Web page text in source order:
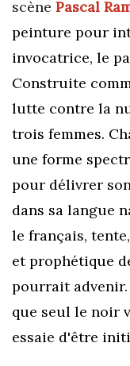
scène Pascal
peinture pour
invocatrice, le
Construite
lutte contre la
trois femmes.
une forme
pour délivrer
dans sa langue
le français,
et prophétique
pourrait advenir.
que seul le noir
essaie d'être